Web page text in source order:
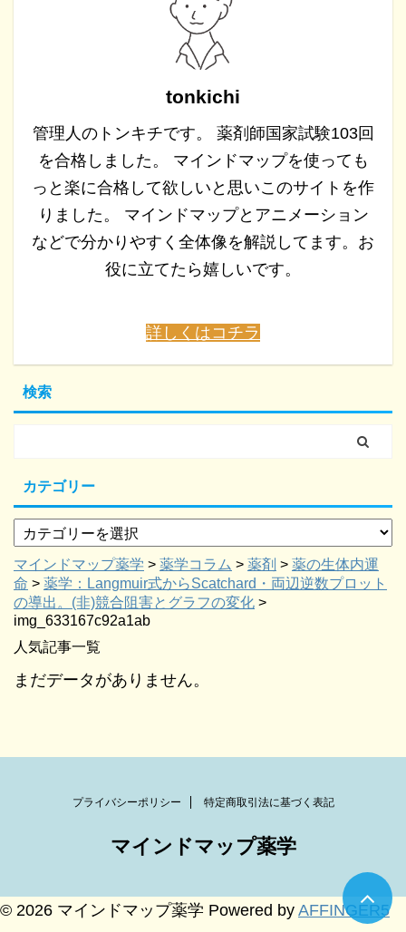
tonkichi
管理人のトンキチです。 薬剤師国家試験103回
を合格しました。 マインドマップを使っても
っと楽に合格して欲しいと思いこのサイトを作
りました。 マインドマップとアニメーション
などで分かりやすく全体像を解説してます。お
役に立てたら嬉しいです。
詳しくはコチラ
検索
カテゴリー
マインドマップ薬学 > 薬学コラム > 薬剤 > 薬の生体内運
命 > 薬学：Langmuir式からScatchard・両辺逆数プロット
の導出。(非)競合阻害とグラフの変化 >
img_633167c92a1ab
人気記事一覧
まだデータがありません。
プライバシーポリシー 特定商取引法に基づく表記
マインドマップ薬学
© 2026 マインドマップ薬学 Powered by AFFINGER5